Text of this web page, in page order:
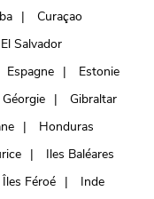
Curaçao
El Salvador
Espagne
Estonie
Géorgie
Gibraltar
Honduras
Iles Baléares
Îles Féroé
Inde